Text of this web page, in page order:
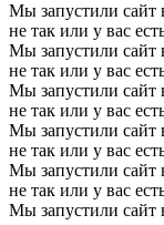
Мы запустили сайт
не так или у вас
Мы запустили сайт
не так или у вас
Мы запустили сайт
не так или у вас
Мы запустили сайт
не так или у вас
Мы запустили сайт
не так или у вас
Мы запустили сайт